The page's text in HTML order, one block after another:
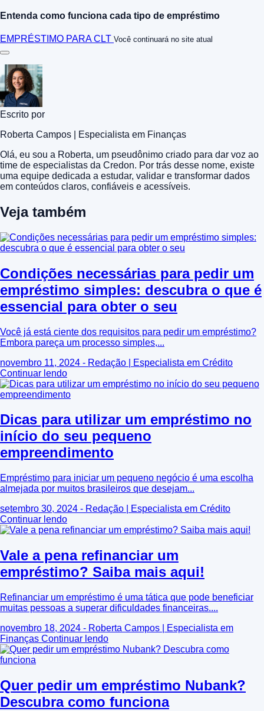
Entenda como funciona cada tipo de empréstimo
EMPRÉSTIMO PARA CLT Você continuará no site atual
Escrito por
Roberta Campos | Especialista em Finanças
Olá, eu sou a Roberta, um pseudônimo criado para dar voz ao
time de especialistas da Credon. Por trás desse nome, existe
uma equipe dedicada a estudar, validar e transformar dados
em conteúdos claros, confiáveis e acessíveis.
Veja também
Condições necessárias para pedir um
empréstimo simples: descubra o que é
essencial para obter o seu
Você já está ciente dos requisitos para pedir um empréstimo?
Embora pareça um processo simples,...
novembro 11, 2024 - Redação | Especialista em Crédito
Continuar lendo
Dicas para utilizar um empréstimo no
início do seu pequeno
empreendimento
Empréstimo para iniciar um pequeno negócio é uma escolha
almejada por muitos brasileiros que desejam...
setembro 30, 2024 - Redação | Especialista em Crédito
Continuar lendo
Vale a pena refinanciar um
empréstimo? Saiba mais aqui!
Refinanciar um empréstimo é uma tática que pode beneficiar
muitas pessoas a superar dificuldades financeiras....
novembro 18, 2024 - Roberta Campos | Especialista em
Finanças Continuar lendo
Quer pedir um empréstimo Nubank?
Descubra como funciona